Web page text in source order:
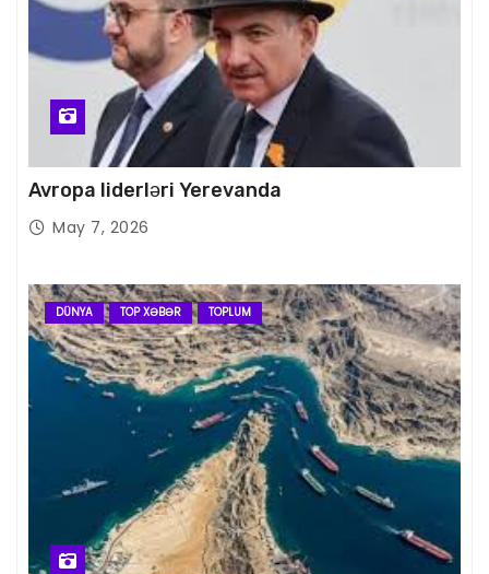
Avropa liderləri Yerevanda
May 7, 2026
DÜNYA TOP XƏBƏR TOPLUM